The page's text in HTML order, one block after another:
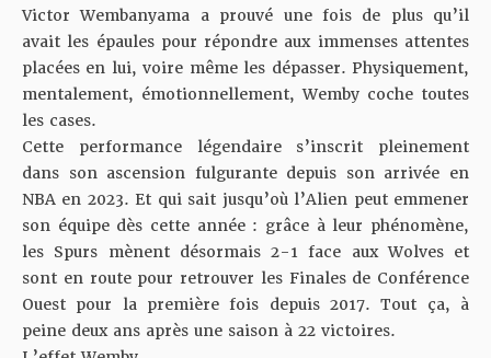
Victor Wembanyama a prouvé une fois de plus qu’il
avait les épaules pour répondre aux immenses attentes
placées en lui, voire même les dépasser. Physiquement,
mentalement, émotionnellement, Wemby coche toutes
les cases.
Cette performance légendaire s’inscrit pleinement
dans son ascension fulgurante depuis son arrivée en
NBA en 2023. Et qui sait jusqu’où l’Alien peut emmener
son équipe dès cette année : grâce à leur phénomène,
les Spurs mènent désormais 2-1 face aux Wolves et
sont en route pour retrouver les Finales de Conférence
Ouest pour la première fois depuis 2017. Tout ça, à
peine deux ans après une saison à 22 victoires.